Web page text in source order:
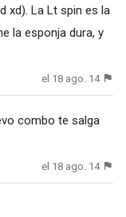
xd). La Lt spin es la
la esponja dura, y
el 18 ago. 14
combo te salga
el 18 ago. 14